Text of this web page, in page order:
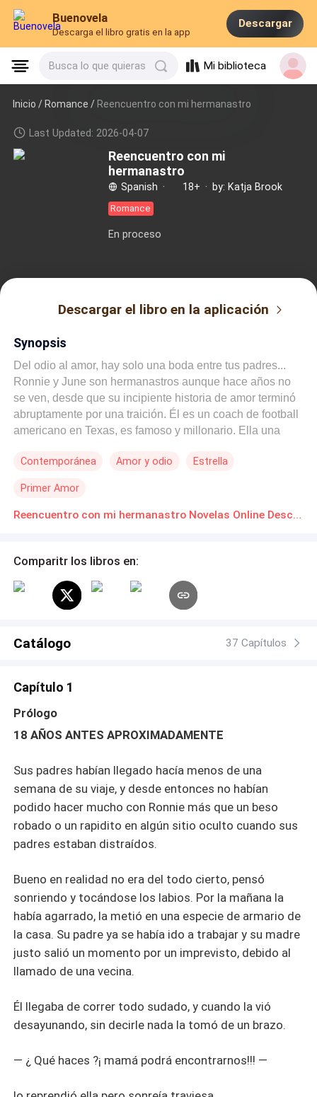
Buenovela
Descarga el libro gratis en la app
Descargar
Busca lo que quieras Mi biblioteca
Inicio /Romance / Reencuentro con mi hermanastro
Last Updated: 2026-04-07
Reencuentro con mi
hermanastro
Spanish · 18+ · by: Katja Brook
Romance
En proceso
Descargar el libro en la aplicación
Synopsis
Del odio al amor, hay solo una boda entre tus padres...
Ronnie y June son hermanastros aunque hace años no
se ven, desde que su incipiente historia de amor terminó
abruptamente por una traición. Él es un coach de football
americano en Texas, es famoso y millonario. Ella una
sus sueños en Nueva York. El destino los reunirá
cargo de su joven hermana. Pero las chispas saltarán
una vez más junto con dolorosos recuerdos del pasado.
Contemporánea Amor y odio Estrella
Primer Amor
Reencuentro con mi hermanastro Novelas Online Descarga gratuita de PDF
Comparitr los libros en:
Catálogo 37 Capítulos
Capítulo 1
Prólogo
18 AÑOS ANTES APROXIMADAMENTE
Sus padres habían llegado hacía menos de una
semana de su viaje, y desde entonces no habían
podido hacer mucho con Ronnie más que un beso
robado o un rapidito en algún sitio oculto cuando sus
padres estaban distraídos.
Bueno en realidad no era del todo cierto, pensó
sonriendo y tocándose los labios. Por la mañana la
había agarrado, la metió en una especie de armario de
la casa. Su padre ya se había ido a trabajar y su madre
justo salió un momento por un imprevisto, debido al
llamado de una vecina.
Él llegaba de correr todo sudado, y cuando la vió
desayunando, sin decirle nada la tomó de un brazo.
— ¿ Qué haces ?¡ mamá podrá encontrarnos!!! —